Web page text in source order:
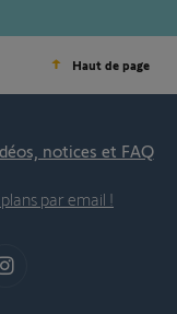
Haut de page
notices et FAQ
par email !